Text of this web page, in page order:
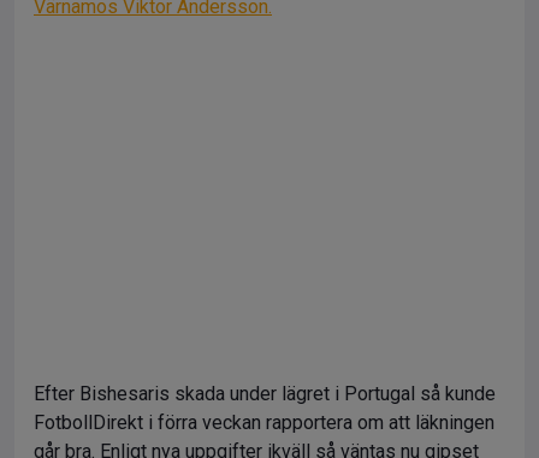
Värnamos Viktor Andersson.
Efter Bishesaris skada under lägret i Portugal så kunde
FotbollDirekt i förra veckan rapportera om att läkningen
går bra. Enligt nya uppgifter ikväll så väntas nu gipset